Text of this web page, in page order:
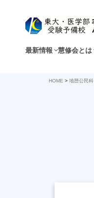
最新情報 慧修会とは
HOME > 地歴公民科